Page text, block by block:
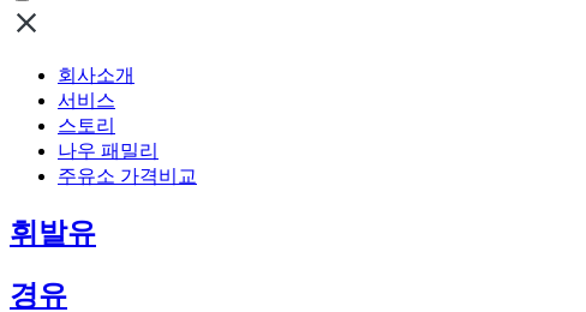
회사소개
서비스
스토리
나우 패밀리
주유소 가격비교
휘발유
경유